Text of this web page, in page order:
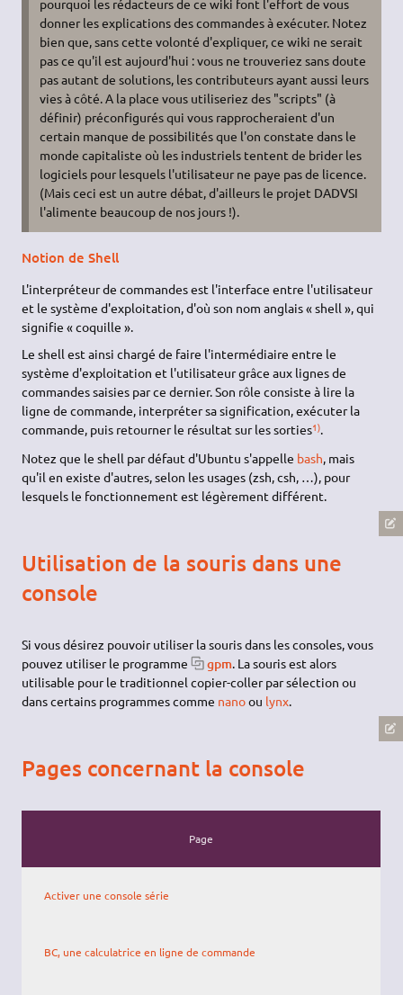
donner les explications des commandes à exécuter. Notez
bien que, sans cette volonté d'expliquer, ce wiki ne serait
pas ce qu'il est aujourd'hui : vous ne trouveriez sans doute
pas autant de solutions, les contributeurs ayant aussi leurs
vies à côté. A la place vous utiliseriez des "scripts" (à
définir) préconfigurés qui vous rapprocheraient d'un
certain manque de possibilités que l'on constate dans le
monde capitaliste où les industriels tentent de brider les
logiciels pour lesquels l'utilisateur ne paye pas de licence.
(Mais ceci est un autre débat, d'ailleurs le projet DADVSI
l'alimente beaucoup de nos jours !).
Notion de Shell
L'interpréteur de commandes est l'interface entre l'utilisateur
et le système d'exploitation, d'où son nom anglais « shell », qui
signifie « coquille ».
Le shell est ainsi chargé de faire l'intermédiaire entre le
système d'exploitation et l'utilisateur grâce aux lignes de
commandes saisies par ce dernier. Son rôle consiste à lire la
ligne de commande, interpréter sa signification, exécuter la
commande, puis retourner le résultat sur les sorties1).
Notez que le shell par défaut d'Ubuntu s'appelle bash, mais
qu'il en existe d'autres, selon les usages (zsh, csh, …), pour
lesquels le fonctionnement est légèrement différent.
Utilisation de la souris dans une
console
Si vous désirez pouvoir utiliser la souris dans les consoles, vous
pouvez utiliser le programme
gpm. La souris est alors
utilisable pour le traditionnel copier-coller par sélection ou
dans certains programmes comme nanoou lynx.
Pages concernant la console
Page
Activer une console série
BC, une calculatrice en ligne de commande